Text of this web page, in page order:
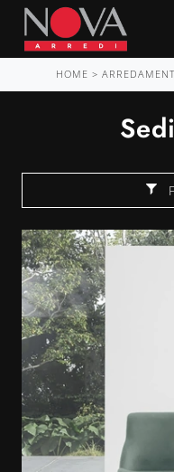
HOME >